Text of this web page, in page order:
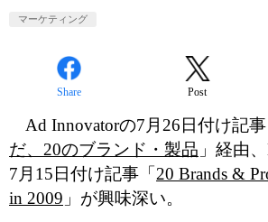
マーケティング
Share Post
Ad Innovatorの7月26日付け記事
だ、20のブランド・製品 」経由
7月15日付け記事「 20 Brands &
in 2009 」が興味深い。